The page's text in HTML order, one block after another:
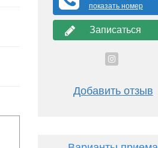
показать номер
Записаться
Добавить отзыв